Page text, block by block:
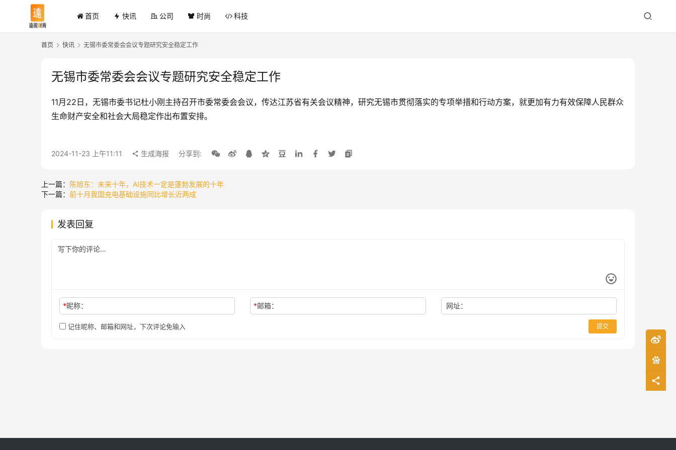
首页 快讯 公司 时尚 科技
首页 快讯 无锡市委常委会会议专题研究安全稳定工作
无锡市委常委会会议专题研究安全稳定工作
11月22日，无锡市委书记杜小刚主持召开市委常委会会议，传达江苏省有关会议精神，研究无锡市贯彻落实的专项举措和行动方案，就更加有力有效保障人民群众
生命财产安全和社会大局稳定作出布置安排。
2024-11-23 上午11:11 生成海报 分享到:
上一篇：
陈旭东：未来十年，AI技术一定是蓬勃发展的十年
下一篇： 前十月我国充电基础设施同比增长近两成
发表回复
*昵称： *邮箱： 网址：
记住昵称、邮箱和网址，下次评论免输入 提交